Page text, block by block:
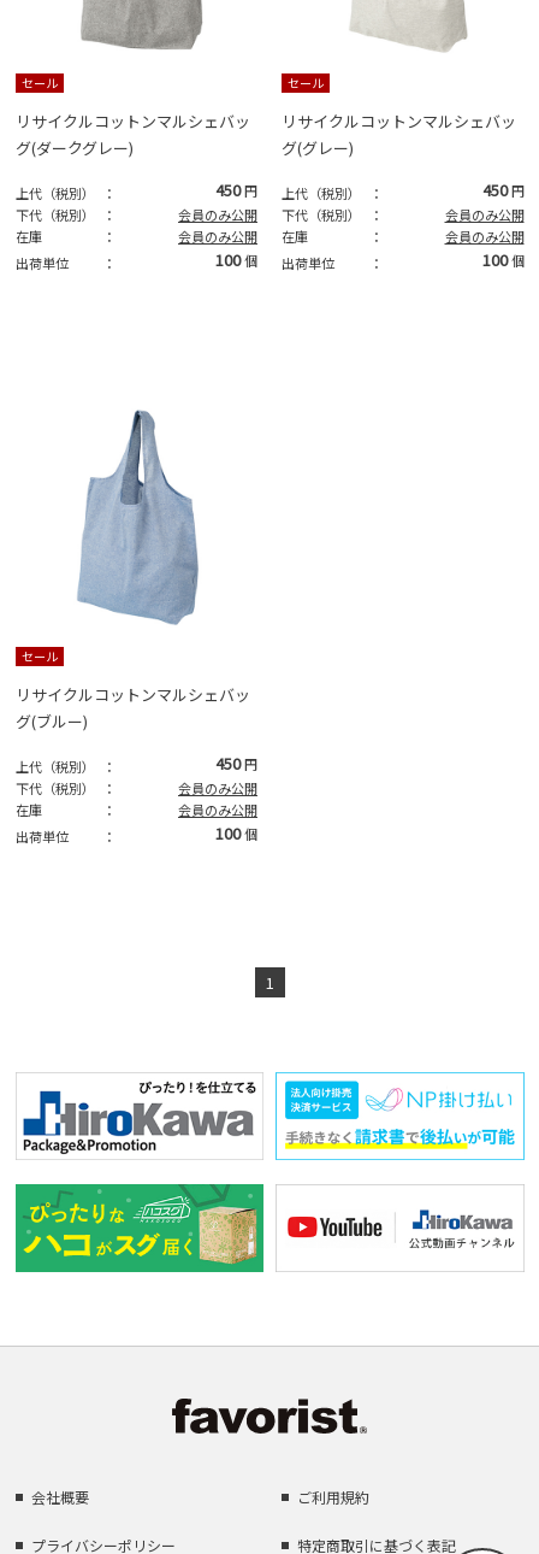
セール
リサイクルコットンマルシェバッ
グ(ダークグレー)
上代（税別） ： 450円
下代（税別）
：
会員のみ公開
在庫
：
会員のみ公開
出荷単位
： 100個
セール
リサイクルコットンマルシェバッ
グ(グレー)
上代（税別） ： 450 円
下代（税別）
：
会員のみ公開
在庫
：
会員のみ公開
出荷単位
： 100 個
セール
リサイクルコットンマルシェバッ
グ(ブルー)
上代（税別） ： 450円
下代（税別）
：
会員のみ公開
在庫
：
会員のみ公開
出荷単位
： 100個
1
会社概要 ご利用規約
プライバシーポリシー 特定商取引に基づく表記